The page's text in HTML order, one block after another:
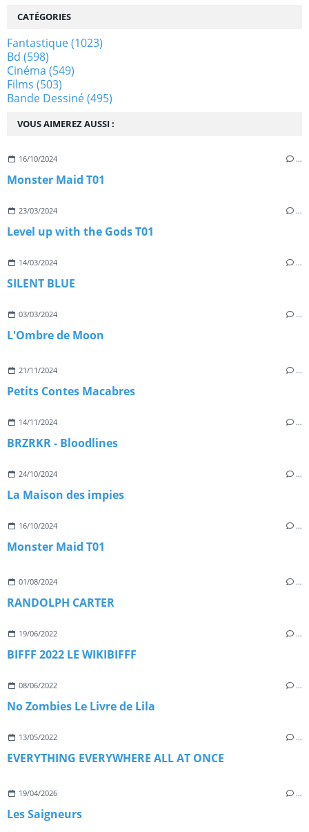
VOUS AIMEREZ AUSSI :
16/10/2024 …
Monster Maid T01
23/03/2024 …
Level up with the Gods T01
14/03/2024 …
SILENT BLUE
03/03/2024 …
L'Ombre de Moon
21/11/2024 …
Petits Contes Macabres
14/11/2024 …
BRZRKR - Bloodlines
24/10/2024 …
La Maison des impies
16/10/2024 …
Monster Maid T01
01/08/2024 …
RANDOLPH CARTER
19/06/2022 …
BIFFF 2022 LE WIKIBIFFF
08/06/2022 …
No Zombies Le Livre de Lila
13/05/2022 …
EVERYTHING EVERYWHERE ALL AT ONCE
19/04/2026 …
Les Saigneurs
CATÉGORIES
Fantastique(1023)
Bd (598)
Cinéma (549)
Films (503)
Bande Dessiné(495)